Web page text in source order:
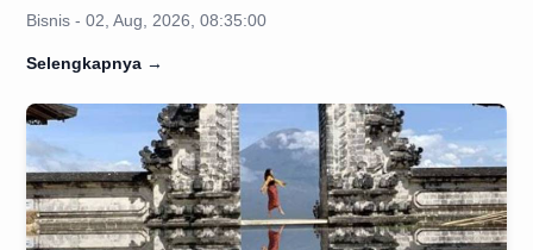
Bisnis - 02, Aug, 2026, 08:35:00
Selengkapnya →